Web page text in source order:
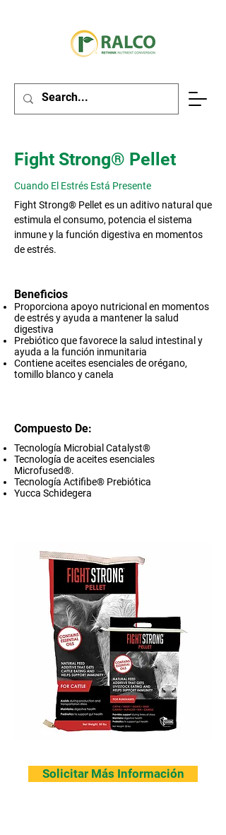
Fight Strong® Pellet
Cuando El Estrés Está Presente
Fight Strong® Pellet es un aditivo natural que
estimula el consumo, potencia el sistema
inmune y la función digestiva en momentos
de estrés.
Beneficios
Proporciona apoyo nutricional en momentos
de estrés y ayuda a mantener la salud
digestiva
Prebiótico que favorece la salud intestinal y
ayuda a la función inmunitaria
Contiene aceites esenciales de orégano,
tomillo blanco y canela
Compuesto De:
Tecnología Microbial Catalyst®
Tecnología de aceites esenciales
Microfused®.
Tecnología Actifibe® Prebiótica
Yucca Schidegera
Solicitar Más Información